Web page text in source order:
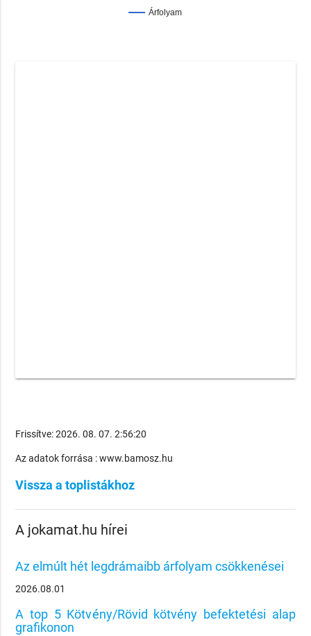
Árfolyam
Frissítve: 2026. 08. 07. 2:56:20
Az adatok forrása : www.bamosz.hu
Vissza a toplistákhoz
A jokamat.hu hírei
Az elmúlt hét legdrámaibb árfolyam csökkenései
2026.08.01
A top 5 Kötvény/Rövid kötvény befektetési alap
grafikonon